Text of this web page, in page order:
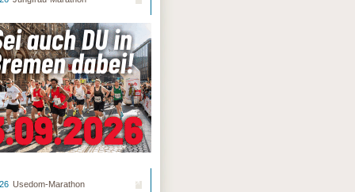
Usedom-Marathon